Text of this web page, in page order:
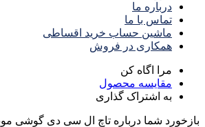
درباره ما
تماس با ما
ماشین حساب خرید اقساطی
همکاری در فروش
مرا اگاه کن
مقایسه محصول
به اشتراک گذاری